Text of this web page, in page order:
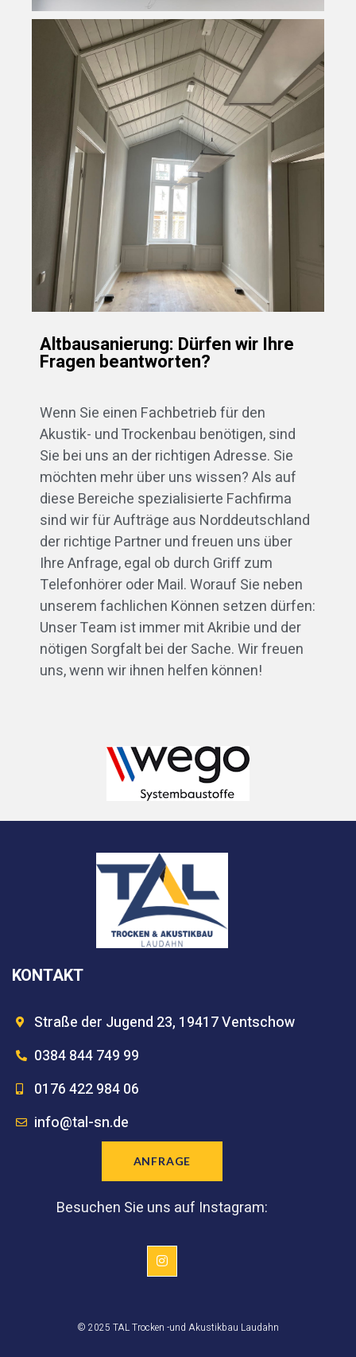
Altbausanierung: Dürfen wir Ihre
Fragen beantworten?
Wenn Sie einen Fachbetrieb für den
Akustik- und Trockenbau benötigen, sind
Sie bei uns an der richtigen Adresse. Sie
möchten mehr über uns wissen? Als auf
diese Bereiche spezialisierte Fachfirma
sind wir für Aufträge aus Norddeutschland
der richtige Partner und freuen uns über
Ihre Anfrage, egal ob durch Griff zum
Telefonhörer oder Mail. Worauf Sie neben
unserem fachlichen Können setzen dürfen:
Unser Team ist immer mit Akribie und der
nötigen Sorgfalt bei der Sache. Wir freuen
uns, wenn wir ihnen helfen können!
KONTAKT
Straße der Jugend 23, 19417 Ventschow
0384 844 749 99
0176 422 984 06
info@tal-sn.de
ANFRAGE
Besuchen Sie uns auf Instagram:
© 2025 TAL Trocken -und Akustikbau Laudahn